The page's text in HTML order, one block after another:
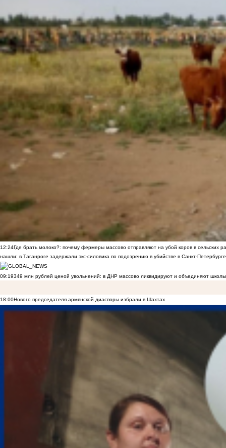
12:24Где брать молоко?: почему фермеры массово отправляют на убой коров в сельских
нашли: в Таганроге задержали экс-силовика по подозрению в убийстве в Санкт-Петербурге
09:19349 млн рублей ценой увольнений: в ДНР массово ликвидируют и объединяют
18:00Нового председателя армянской диаспоры избрали в Шахтах